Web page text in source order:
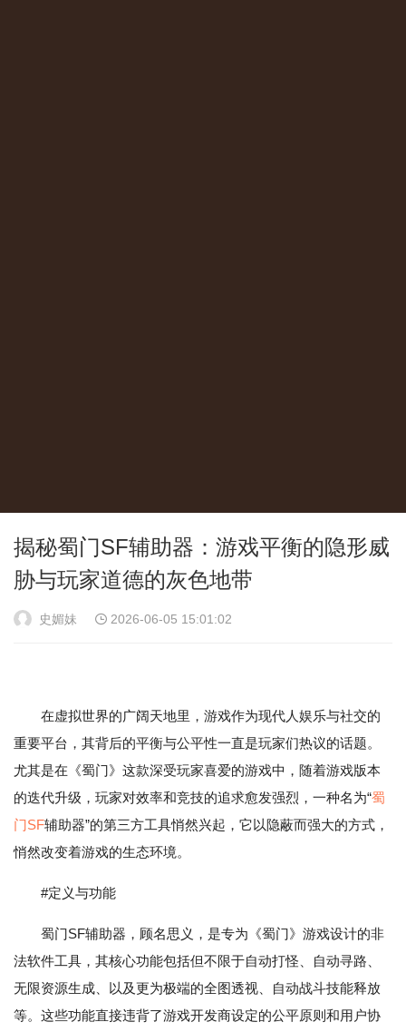
揭秘蜀门SF辅助器：游戏平衡的隐形威
胁与玩家道德的灰色地带
史媚妹 2026-06-05 15:01:02
在虚拟世界的广阔天地里，游戏作为现代人娱乐与社交的
重要平台，其背后的平衡与公平性一直是玩家们热议的话题。
尤其是在《蜀门》这款深受玩家喜爱的游戏中，随着游戏版本
的迭代升级，玩家对效率和竞技的追求愈发强烈，一种名为“蜀
门SF辅助器”的第三方工具悄然兴起，它以隐蔽而强大的方式，
悄然改变着游戏的生态环境。
#定义与功能
蜀门SF辅助器，顾名思义，是专为《蜀门》游戏设计的非
法软件工具，其核心功能包括但不限于自动打怪、自动寻路、
无限资源生成、以及更为极端的全图透视、自动战斗技能释放
等。这些功能直接违背了游戏开发商设定的公平原则和用户协